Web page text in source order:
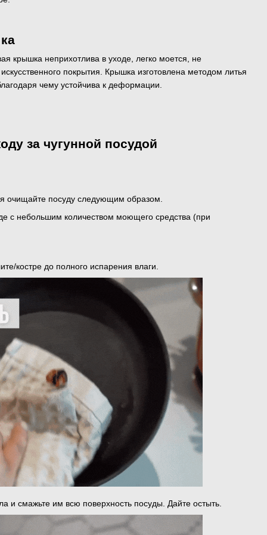
крышка неприхотлива в уходе, легко моется, не
покрытия. Крышка изготовлена методом литья
чему устойчива к деформации.
за чугунной посудой
очищайте посуду следующим образом.
с небольшим количеством моющего средства (при
костре до полного испарения влаги.
и смажьте им всю поверхность посуды. Дайте остыть.